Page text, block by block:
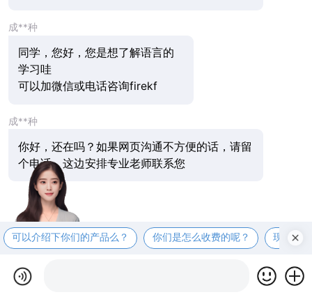
成**种
同学，您好，您是想了解语言的
学习哇
可以加微信或电话咨询firekf
成**种
你好，还在吗？如果网页沟通不方便的话，请留
个电话，这边安排专业老师联系您
可以介绍下你们的产品么？ 你们是怎么收费的呢？ 现在有